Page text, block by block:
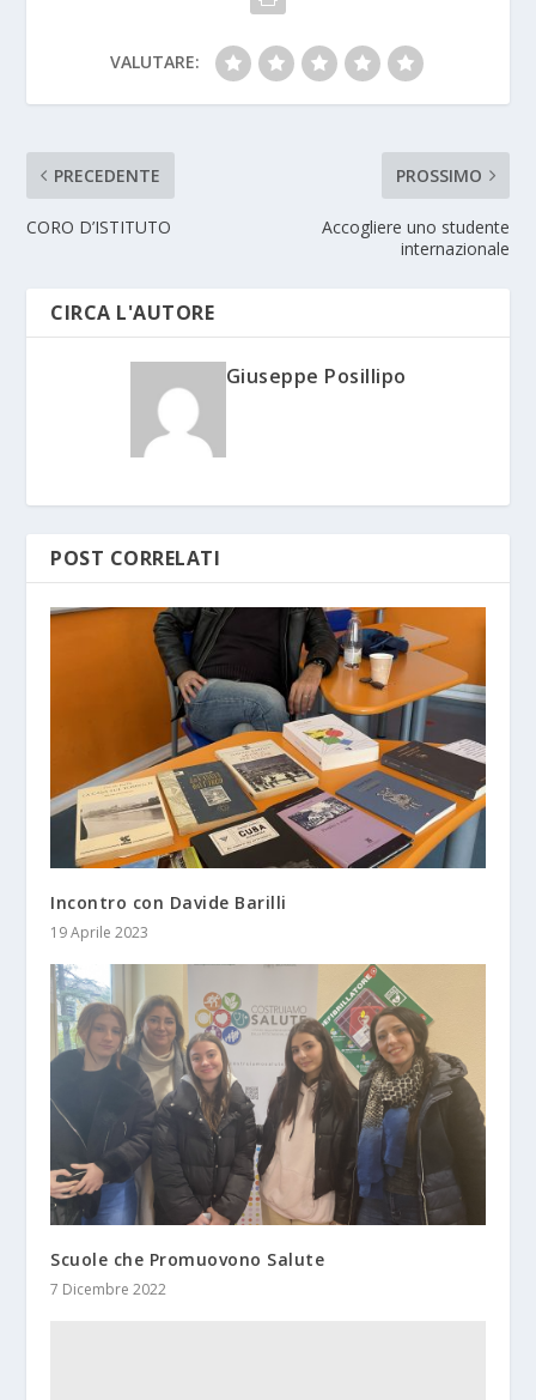
VALUTARE:
PRECEDENTE
CORO D’ISTITUTO
PROSSIMO
Accogliere uno studente
internazionale
CIRCA L'AUTORE
Giuseppe Posillipo
POST CORRELATI
Incontro con Davide Barilli
19 Aprile 2023
Scuole che Promuovono Salute
7 Dicembre 2022